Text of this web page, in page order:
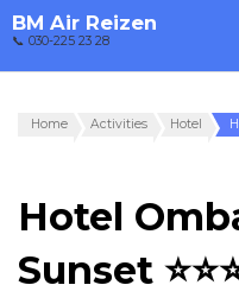
BM Air Reizen
📞 030-225 23 28
Home Activities Hotel
Hotel
Sunset